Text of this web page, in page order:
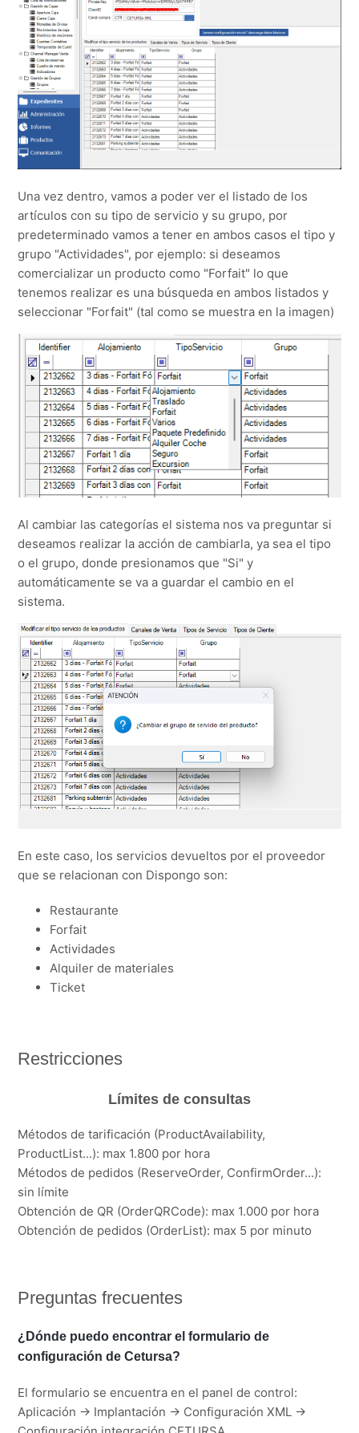
Una vez dentro, vamos a poder ver el listado de los
artículos con su tipo de servicio y su grupo, por
predeterminado vamos a tener en ambos casos el tipo y
grupo "Actividades", por ejemplo: si deseamos
comercializar un producto como "Forfait" lo que
tenemos realizar es una búsqueda en ambos listados y
seleccionar "Forfait" (tal como se muestra en la imagen)
Al cambiar las categorías el sistema nos va preguntar si
deseamos realizar la acción de cambiarla, ya sea el tipo
o el grupo, donde presionamos que "Si" y
automáticamente se va a guardar el cambio en el
sistema.
En este caso, los servicios devueltos por el proveedor
que se relacionan con Dispongo son:
Restaurante
Forfait
Actividades
Alquiler de materiales
Ticket
Restricciones
Límites de consultas
Métodos de tarificación (ProductAvailability,
ProductList...): max 1.800 por hora
Métodos de pedidos (ReserveOrder, ConfirmOrder...):
sin límite
Obtención de QR (OrderQRCode): max 1.000 por hora
Obtención de pedidos (OrderList): max 5 por minuto
Preguntas frecuentes
¿Dónde puedo encontrar el formulario de
configuración de Cetursa?
El formulario se encuentra en el panel de control:
Aplicación -> Implantación -> Configuración XML ->